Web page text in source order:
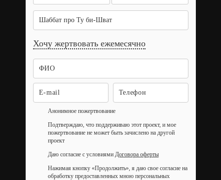
Шаббат про Ту би-Шват
Хочу жертвовать ежемесячно
Анонимное пожертвование
Подтверждаю, что поддерживаю этот проект, и мое
пожертвование не может быть зачислено на другой
проект
Даю согласие с условиями Договора оферты
Нажимая кнопку «Продолжить», я даю свое согласие на
обработку предоставленных мною персональных